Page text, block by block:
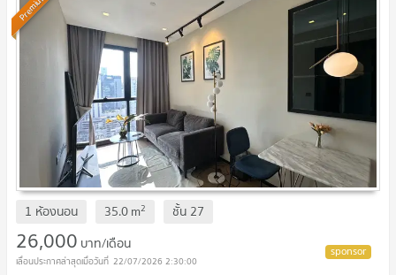
1 ห้องนอน 35.0m2 ชั้น 27
26,000 บาท/เดือน
22/07/2026 2:30:00